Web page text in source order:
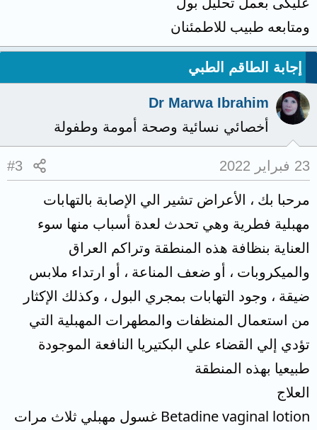
ومتابعه طبيب للاطمئنان
إجابة الطاقم الطبي
Dr Marwa Ibrahim
أخصائي نسائية وصحة أمومة وطفولة
23 فبراير 2022 #3
مرحبا بك ، الأعراض تشير الي الإصابة بالتهابات
مهبلية فطرية وهي تحدث لعدة أسباب منها سوء
العناية بنظافة هذه المنطقة وتراكم العراق
والميكروبات ، أو ضعف المناعة ، أو ارتداء ملابس
ضيقة ، وجود التهابات بمجري البول ، وكذلك الإكثار
من استعمال المنظفات والمطهرات المهبلية التي
تؤدي إلي القضاء علي البكتيريا النافعة الموجودة
طبيعيا بهذه المنطقة
العلاج
Betadine vaginal lotion غسول مهبلي ثلاث مرات